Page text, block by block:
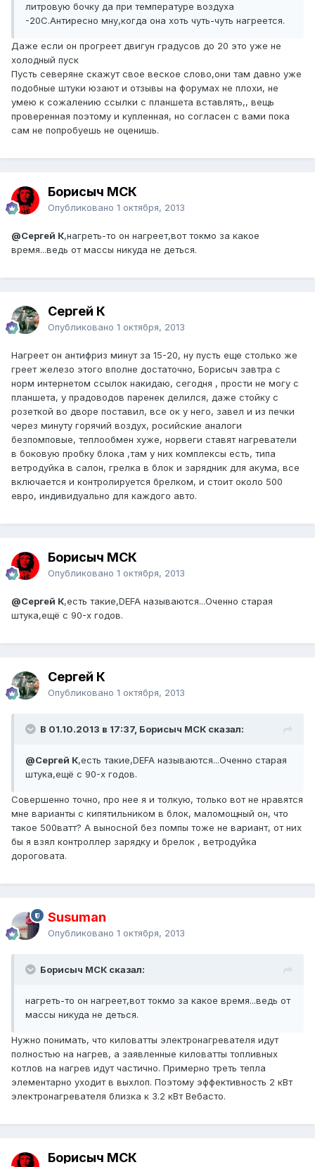
литровую бочку да при температуре воздуха
-20С.Антиресно мну,когда она хоть чуть-чуть нагреется.
Даже если он прогреет двигун градусов до 20 это уже не
холодный пуск
Пусть северяне скажут свое веское слово,они там давно уже
подобные штуки юзают и отзывы на форумах не плохи, не
умею к сожалению ссылки с планшета вставлять,, вещь
проверенная поэтому и купленная, но согласен с вами пока
сам не попробуешь не оценишь.
Борисыч МСК
Опубликовано 1 октября, 2013
@Сергей К,нагреть-то он нагреет,вот токмо за какое
время...ведь от массы никуда не деться.
Сергей К
Опубликовано 1 октября, 2013
Нагреет он антифриз минут за 15-20, ну пусть еще столько же
греет железо этого вполне достаточно, Борисыч завтра с
норм интернетом ссылок накидаю, сегодня , прости не могу с
планшета, у прадоводов паренек делился, даже стойку с
розеткой во дворе поставил, все ок у него, завел и из печки
через минуту горячий воздух, росийские аналоги
безпомповые, теплообмен хуже, норвеги ставят нагреватели
в боковую пробку блока ,там у них комплексы есть, типа
ветродуйка в салон, грелка в блок и зарядник для акума, все
включается и контролируется брелком, и стоит около 500
евро, индивидуально для каждого авто.
Борисыч МСК
Опубликовано 1 октября, 2013
@Сергей К,есть такие,DEFA называются...Оченно старая
штука,ещё с 90-х годов.
Сергей К
Опубликовано 1 октября, 2013
В 01.10.2013 в 17:37, Борисыч МСК сказал:
@Сергей К,есть такие,DEFA называются...Оченно старая
штука,ещё с 90-х годов.
Совершенно точно, про нее я и толкую, только вот не нравятся
мне варианты с кипятильником в блок, маломощный он, что
такое 500ватт? А выносной без помпы тоже не вариант, от них
бы я взял контроллер зарядку и брелок , ветродуйка
дороговата.
Susuman
Опубликовано 1 октября, 2013
Борисыч МСК сказал:
нагреть-то он нагреет,вот токмо за какое время...ведь от
массы никуда не деться.
Нужно понимать, что киловатты электронагревателя идут
полностью на нагрев, а заявленные киловатты топливных
котлов на нагрев идут частично. Примерно треть тепла
элементарно уходит в выхлоп. Поэтому эффективность 2 кВт
электронагревателя близка к 3.2 кВт Вебасто.
Борисыч МСК